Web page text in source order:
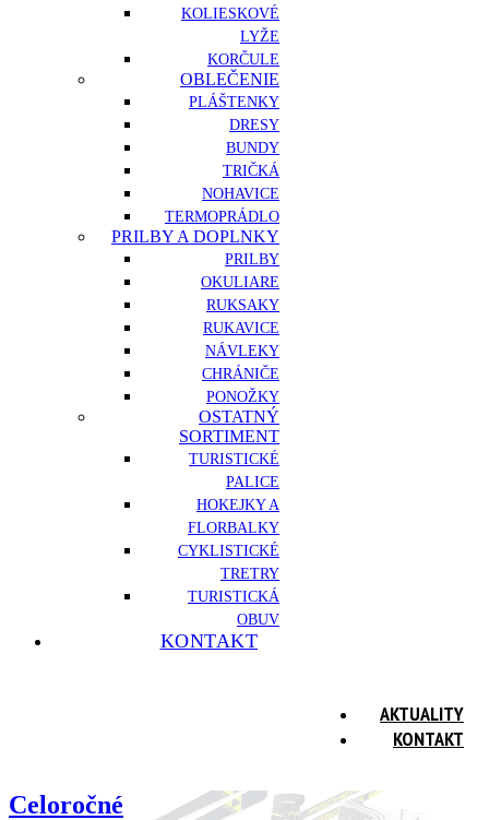
KOLIESKOVÉ
LYŽE
KORČULE
OBLEČENIE
PLÁŠTENKY
DRESY
BUNDY
TRIČKÁ
NOHAVICE
TERMOPRÁDLO
PRILBY A DOPLNKY
PRILBY
OKULIARE
RUKSAKY
RUKAVICE
NÁVLEKY
CHRÁNIČE
PONOŽKY
OSTATNÝ
SORTIMENT
TURISTICKÉ
PALICE
HOKEJKY A
FLORBALKY
CYKLISTICKÉ
TRETRY
TURISTICKÁ
OBUV
KONTAKT
AKTUALITY
KONTAKT
Celoročné